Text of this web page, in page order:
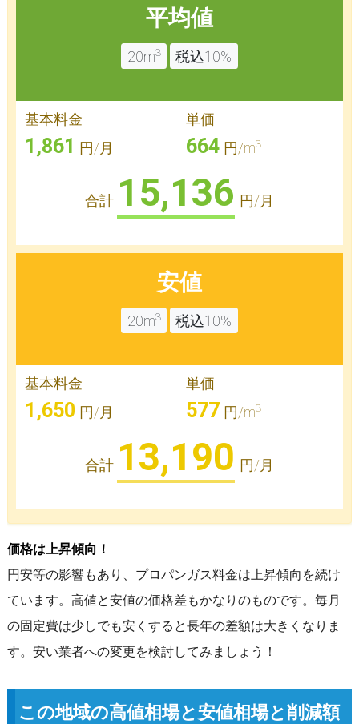
平均値
20m3 税込10%
基本料金
1,861 円/月
単価
664円/m3
合計 15,136 円/月
安値
20m3 税込10%
基本料金
1,650 円/月
単価
577 円/m3
合計 13,190 円/月
価格は上昇傾向！
円安等の影響もあり、プロパンガス料金は上昇傾向を続け
ています。高値と安値の価格差もかなりのものです。毎月
の固定費は少しでも安くすると長年の差額は大きくなりま
す。安い業者への変更を検討してみましょう！
この地域の高値相場と安値相場と削減額